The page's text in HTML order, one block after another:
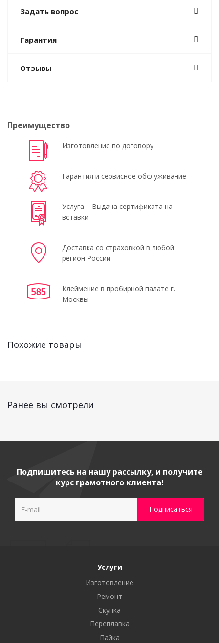
Задать вопрос
Гарантия
Отзывы
Преимущество
Изготовление по договору
Гарантия и сервисное обслуживание
Услуга – Выдача сертификата на
вставки
Доставка со страховкой в любой
регион России
Клеймение в пробирной палате г.
Москвы
Похожие товары
Ранее вы смотрели
Подпишитесь на нашу рассылку, и получите
курс грамотного клиента!
Услуги
Изготовление
Ремонт
Скупка
Переплавка
Пайка